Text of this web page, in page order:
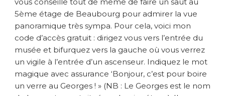
5ème étage de Beaubourg pour admirer la vue
panoramique très sympa. Pour cela, voici mon
code d’accès gratuit : dirigez vous vers l’entrée du
musée et bifurquez vers la gauche où vous verrez
un vigile à l’entrée d’un ascenseur. Indiquez le mot
magique avec assurance ‘Bonjour, c’est pour boire
un verre au Georges ! » (NB : Le Georges est le nom